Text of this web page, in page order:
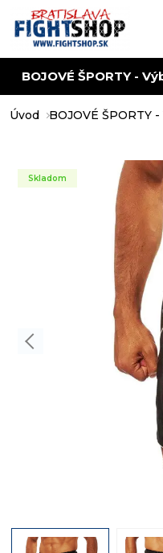
BOJOVÉ ŠPORTY -
Úvod BOJOVÉ ŠPORTY -
Skladom